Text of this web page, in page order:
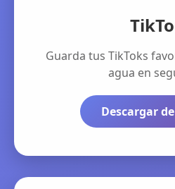
Guarda tus TikToks
agua en
Descargar